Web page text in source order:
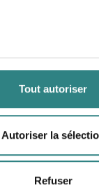
Tout autoriser
Autoriser la
Refuser
de presse
Trivec pour
entreprises